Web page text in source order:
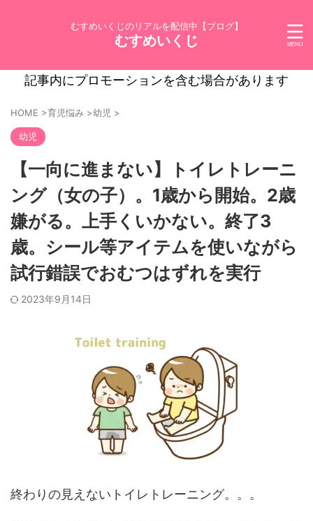
むすめいくじのリアルを配信中【ブログ】
むすめいくじ
記事内にプロモーションを含む場合があります
HOME >育児悩み >幼児 >
幼児
【一向に進まない】トイレトレーニ
ング（女の子）。1歳から開始。2歳
嫌がる。上手くいかない。終了3
歳。シール等アイテムを使いながら
試行錯誤でおむつはずれを実行
2023年9月14日
終わりの見えないトイレトレーニング。。。